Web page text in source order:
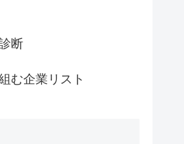
断
む企業リスト